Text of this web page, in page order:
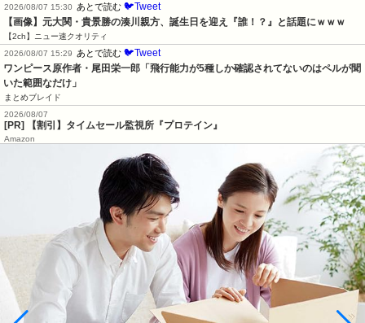
2026/08/07 15:30
あとで読む 🐦Tweet
【画像】元大関・貴景勝の湊川親方、誕生日を迎え『誰！？』と話題にｗｗｗ
【2ch】ニュー速クオリティ
2026/08/07 15:29
あとで読む 🐦Tweet
ワンピース原作者・尾田栄一郎「飛行能力が5種しか確認されてないのはペルが聞
いた範囲なだけ」
まとめブレイド
2026/08/07
[PR] 【割引】タイムセール監視所『プロテイン』
Amazon